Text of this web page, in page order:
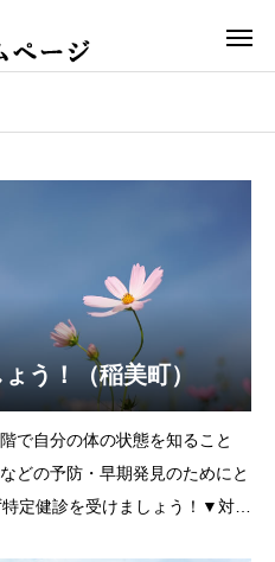
う！（稲美町）
で自分の体の状態を知ること
どの予防・早期発見のためにと
特定健診を受けましょう！▼対